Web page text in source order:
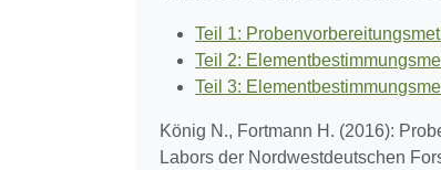
Teil 1:
Teil 2:
Teil 3:
König N., Fortmann H. (2016):
Labors der Nordwestdeutschen